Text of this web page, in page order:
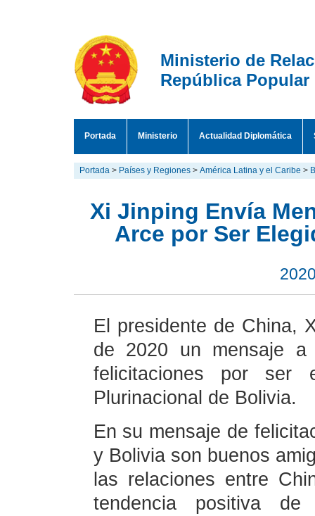
Ministerio de
República Popular
Portada Ministerio Actualidad Diplomática
Portada > Países y Regiones > América Latina y el Caribe >
Xi Jinping Envía
Arce por Ser
El presidente de China,
de 2020 un mensaje
felicitaciones por ser
Plurinacional de Bolivia.
En su mensaje de
y Bolivia son buenos
las relaciones entre
tendencia positiva